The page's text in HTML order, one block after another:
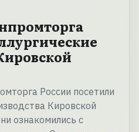
России посетили
Кировской
ознакомились с